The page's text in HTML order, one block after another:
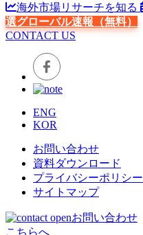
海外市場リサーチを知る
選グローバル速報（無料）
CONTACT US
ENG
KOR
お問い合わせ
資料ダウンロード
プライバシーポリシー
サイトマップ
お問い合わせ
こちらへ